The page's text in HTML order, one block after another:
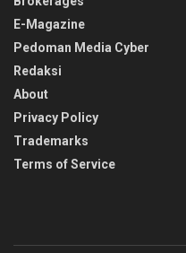
E-Magazine
Pedoman Media Cyber
Redaksi
About
Privacy Policy
Trademarks
Terms of Service